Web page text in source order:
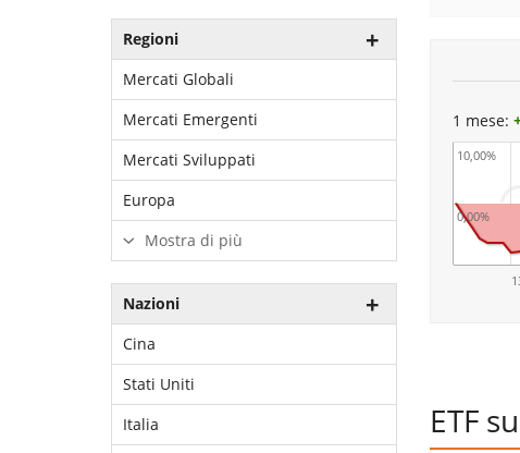
1 mese:
0,00%
10,00%
ETF
Regioni
Mercati Globali
Mercati Emergenti
Mercati Sviluppati
Europa
Mostra di più
Nazioni
Cina
Stati Uniti
Italia